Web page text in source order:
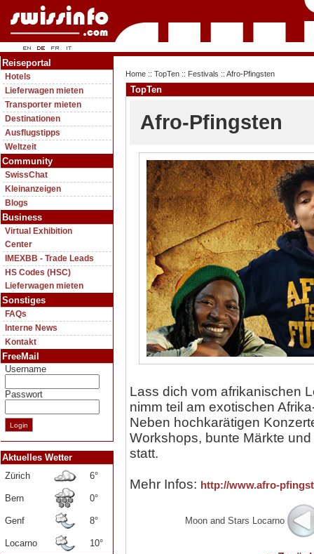
Reiseportal
Hotels
Lieferwagen mieten
Transporter mieten
Destinationen
Ausflugstipps
Weltzeit
Community
SwissChat
Kleinanzeigen
Blogs
Business
Virtual Exhibition
Center
IMEXBB - Trade Leads
HS Codes (HSC)
Lieferwagen mieten
Sonstiges
FAQs
Interne News
Kontakt
FreeMail
Username
Passwort
Aktuelles Wetter
Zürich
6°
Bern 0°
Genf 8°
Locarno 10°
Home :: TopTen :: Festivals :: Afro-Pfingsten
TopTen
Afro-Pfingsten
Lass dich vom afrikanischen
nimm teil am exotischen
Neben hochkarätigen
Workshops, bunte Märkte
statt.
Mehr Infos: http://www.afro-
Moon and Stars Locarno